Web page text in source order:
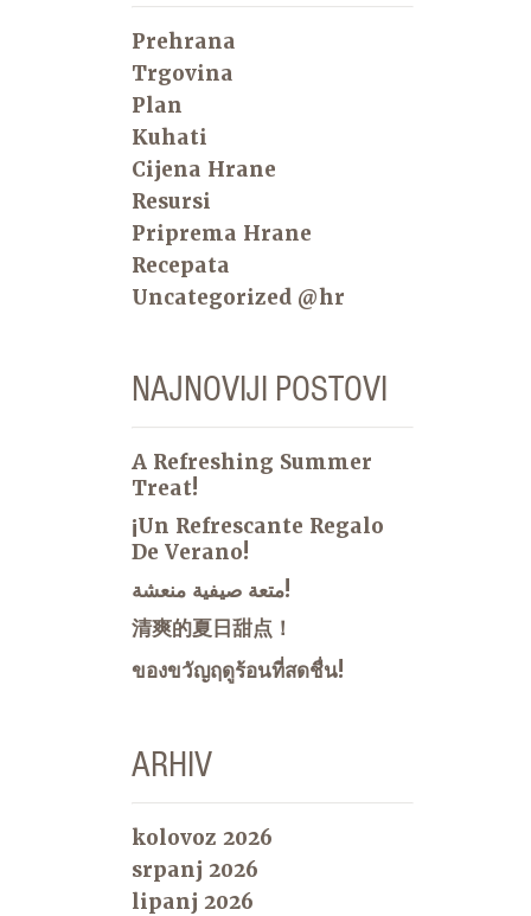
Prehrana
Trgovina
Plan
Kuhati
Cijena Hrane
Resursi
Priprema Hrane
Recepata
Uncategorized @hr
NAJNOVIJI POSTOVI
A Refreshing Summer
Treat!
¡Un Refrescante Regalo
De Verano!
متعة صيفية منعشة!
清爽的夏日甜点！
ของขวัญฤดูร้อนที่สดชื่น!
ARHIV
kolovoz 2026
srpanj 2026
lipanj 2026